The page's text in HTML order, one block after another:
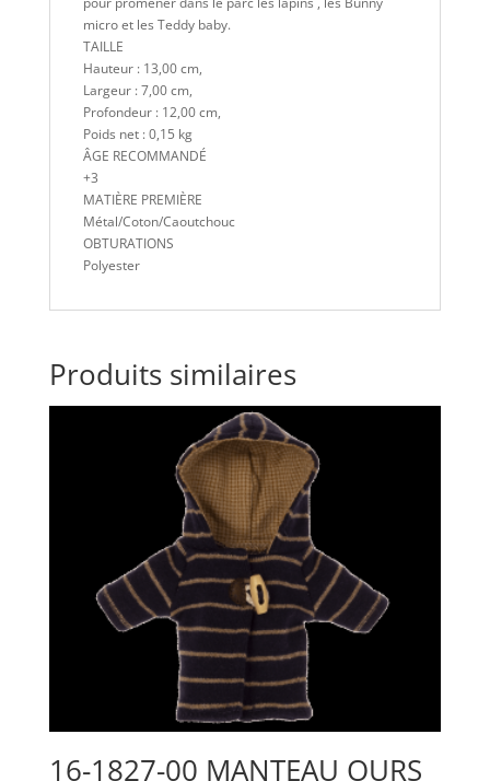
micro et les Teddy baby.
TAILLE
Hauteur : 13,00 cm,
Largeur : 7,00 cm,
Profondeur : 12,00 cm,
Poids net : 0,15 kg
ÂGE RECOMMANDÉ
+3
MATIÈRE PREMIÈRE
Métal/Coton/Caoutchouc
OBTURATIONS
Polyester
Produits similaires
16-1827-00 MANTEAU OURS